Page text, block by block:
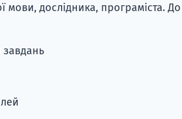
мови, дослідника, програміста.
завдань